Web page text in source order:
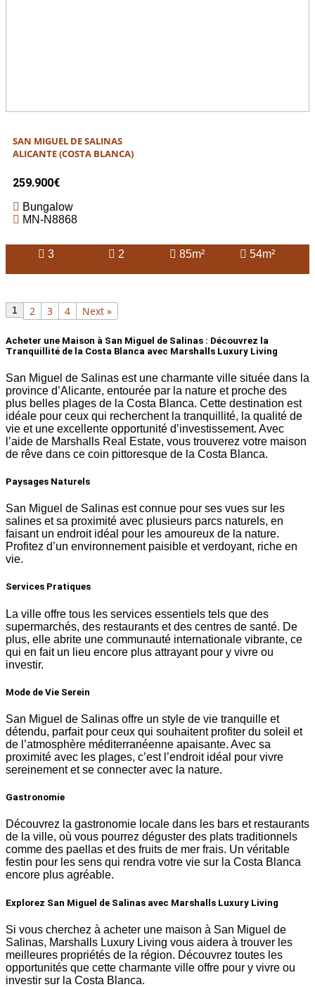
SAN MIGUEL DE SALINAS
ALICANTE (COSTA BLANCA)
259.900€
Bungalow
MN-N8868
3 2 85m² 54m²
1 2 3 4 Next »
Acheter une Maison à San Miguel de Salinas : Découvrez la
Tranquillité de la Costa Blanca avec Marshalls Luxury Living
San Miguel de Salinas est une charmante ville située dans la
province d’Alicante, entourée par la nature et proche des
plus belles plages de la Costa Blanca. Cette destination est
idéale pour ceux qui recherchent la tranquillité, la qualité de
vie et une excellente opportunité d’investissement. Avec
l’aide de Marshalls Real Estate, vous trouverez votre maison
de rêve dans ce coin pittoresque de la Costa Blanca.
Paysages Naturels
San Miguel de Salinas est connue pour ses vues sur les
salines et sa proximité avec plusieurs parcs naturels, en
faisant un endroit idéal pour les amoureux de la nature.
Profitez d’un environnement paisible et verdoyant, riche en
vie.
Services Pratiques
La ville offre tous les services essentiels tels que des
supermarchés, des restaurants et des centres de santé. De
plus, elle abrite une communauté internationale vibrante, ce
qui en fait un lieu encore plus attrayant pour y vivre ou
investir.
Mode de Vie Serein
San Miguel de Salinas offre un style de vie tranquille et
détendu, parfait pour ceux qui souhaitent profiter du soleil et
de l’atmosphère méditerranéenne apaisante. Avec sa
proximité avec les plages, c’est l’endroit idéal pour vivre
sereinement et se connecter avec la nature.
Gastronomie
Découvrez la gastronomie locale dans les bars et restaurants
de la ville, où vous pourrez déguster des plats traditionnels
comme des paellas et des fruits de mer frais. Un véritable
festin pour les sens qui rendra votre vie sur la Costa Blanca
encore plus agréable.
Explorez San Miguel de Salinas avec Marshalls Luxury Living
Si vous cherchez à acheter une maison à San Miguel de
Salinas, Marshalls Luxury Living vous aidera à trouver les
meilleures propriétés de la région. Découvrez toutes les
opportunités que cette charmante ville offre pour y vivre ou
investir sur la Costa Blanca.